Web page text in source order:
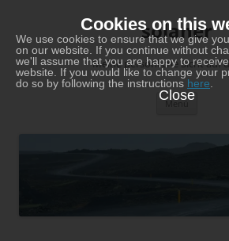
Cookies on this
We use cookies to ensure that we give
on our website. If you continue without
we'll assume that you are happy to
website. If you would like to change your
do so by following the instructions here
Close
solaner
Meine persönliche Sicht auf
Menü